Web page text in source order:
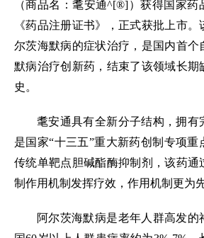
（商品名：耄安通^[®]）获得国家药
《药品注册证书》，正式获批上市
尔茨海默病的症状治疗，是国内首个
默病治疗创新药，结束了该领域长期
史。
耄安通具有全新分子结构，拥有
是国家“十三五”重大新药创制专项
传统单靶点胆碱酯酶抑制剂，该药通
制作用机制发挥疗效，作用机制更为先
阿尔茨海默病是老年人群高发的